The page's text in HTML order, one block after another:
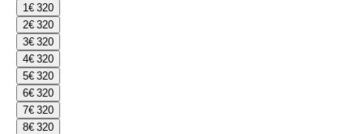
1€ 320
2€ 320
3€ 320
4€ 320
5€ 320
6€ 320
7€ 320
8€ 320